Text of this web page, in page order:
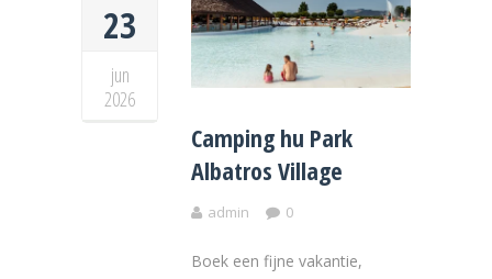
23
jun
2026
Camping hu Park
Albatros Village
admin 0
Boek een fijne vakantie,